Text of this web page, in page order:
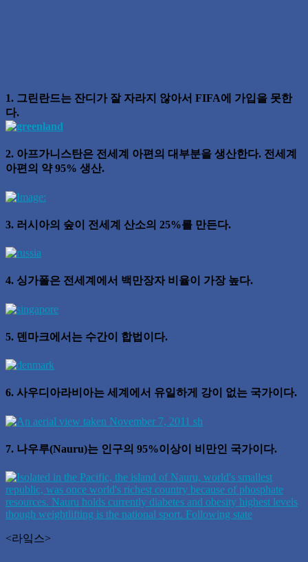
1. 그린란드는 잔디가 잘 자라지 않아서 FIFA에 가입을 못한
다.
2. 아프가니스탄은 전세계 아편의 대부분을 생산한다. 전세계
아편의 약 95% 생산.
3. 러시아의 숲이 전세계 산소의 25%를 만든다.
4. 싱가폴은 전세계에서 백만장자 비율이 가장 높다.
5. 덴마크에서는 수간이 합법이다.
6. 사우디아라비아는 세계에서 유일하게 강이 없는 국가이다.
7. 나우루(Nauru)는 인구의 95%이상이 비만인 국가이다.
<라잌스>